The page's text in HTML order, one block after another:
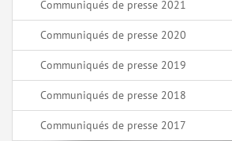
Communiqués de presse 2021
Communiqués de presse 2020
Communiqués de presse 2019
Communiqués de presse 2018
Communiqués de presse 2017